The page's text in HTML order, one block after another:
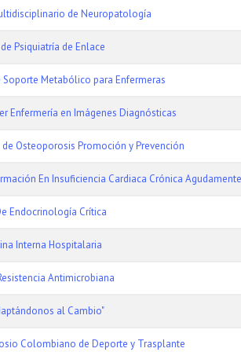
de Neuropatología
Psiquiatría de Enlace
Metabólico para Enfermeras
Enfermería en Imágenes Diagnósticas
de Osteoporosis Promoción y Prevención
En Insuficiencia Cardiaca Crónica
Endocrinología Crítica
Interna Hospitalaria
Antimicrobiana
al Cambio"
Colombiano de Deporte y Trasplante